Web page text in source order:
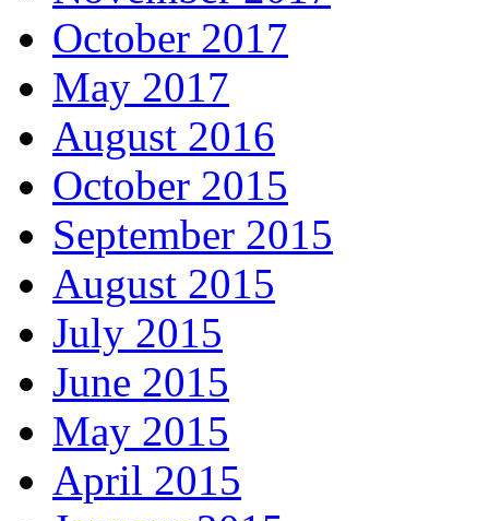
October 2017
May 2017
August 2016
October 2015
September 2015
August 2015
July 2015
June 2015
May 2015
April 2015